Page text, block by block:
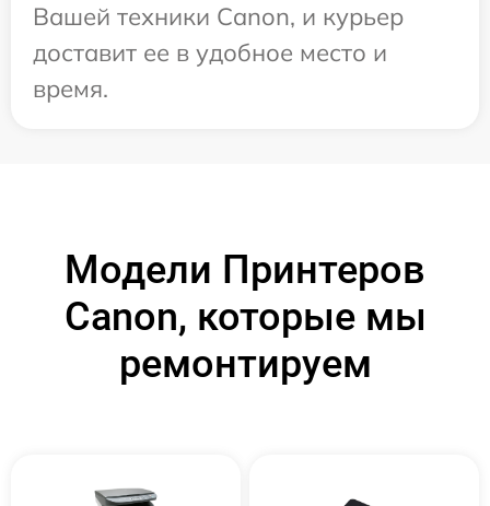
Вашей техники Canon, и курьер
доставит ее в удобное место и
время.
Модели Принтеров
Canon, которые мы
ремонтируем